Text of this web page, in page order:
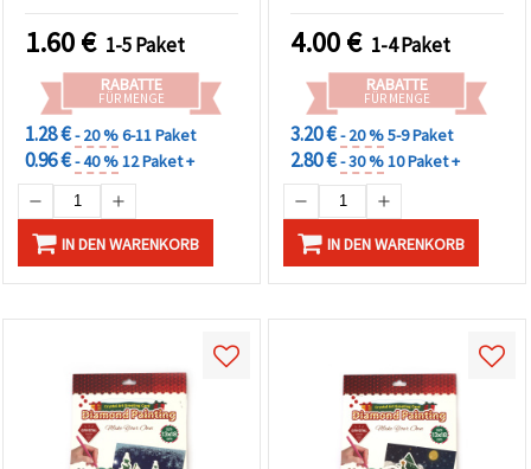
Projekte & Winter-
Arrangements
1.60€ 1-5 Paket
RABATTE
FÜR MENGE
1.28 €- 20 %6-11 Paket
0.96 €- 40 %12 Paket +
IN DEN WARENKORB
cm, DIY Bastelset für
Weihnachtsgrüße &
festliche Geschenke
LHKBC14656
4.00€ 1-4 Paket
RABATTE
FÜR MENGE
3.20 €- 20 %5-9 Paket
2.80 €- 30 %10 Paket +
IN DEN WARENKORB